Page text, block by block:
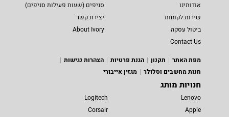
אודותינו
סניפים (שעות פעילות סניפים)
שירות לקוחות
יצירת קשר
ביטול עסקה
About Ivory
Contact Us
מפת האתר
תקנון הגנת פרטיות
הצהרות נגישות
חנות מחשבים וסלולר
מגזין אייבורי
חנויות מותג
Lenovo
Apple
Logitech
Corsair